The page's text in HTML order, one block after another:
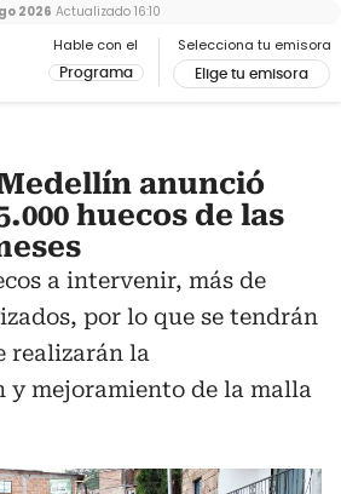
Hable con el
Programa
Selecciona tu emisora
Elige tu emisora
2026 Actualizado 16:10
anunció
huecos de las
a intervenir, más de
por lo que se tendrán
realizarán la
y mejoramiento de la malla